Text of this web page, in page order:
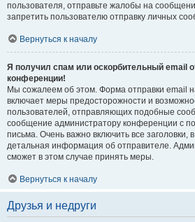
пользователя, отправьте жалобы на
запретить пользователю отправку личных
Вернуться к началу
Я получил спам или оскорбительный email
конференции!
Мы сожалеем об этом. Форма отправки email
включает меры предосторожности и
пользователей, отправляющих подобные
сообщение администратору конференции с
письма. Очень важно включить все заголовки,
детальная информация об отправителе.
сможет в этом случае принять меры.
Вернуться к началу
Друзья и недруги